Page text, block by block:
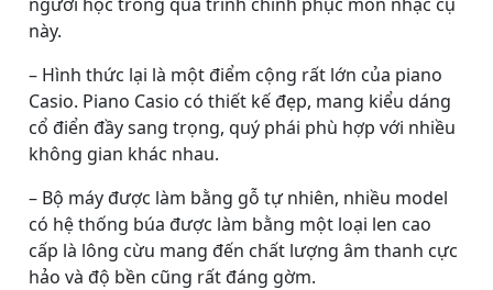
này.
– Hình thức lại là một điểm cộng rất lớn của piano
Casio. Piano Casio có thiết kế đẹp, mang kiểu dáng
cổ điển đầy sang trọng, quý phái phù hợp với nhiều
không gian khác nhau.
– Bộ máy được làm bằng gỗ tự nhiên, nhiều model
có hệ thống búa được làm bằng một loại len cao
cấp là lông cừu mang đến chất lượng âm thanh cực
hảo và độ bền cũng rất đáng gờm.